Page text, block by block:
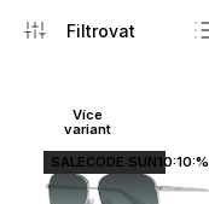
Více
variant
SALECODE:SUN10:10:%